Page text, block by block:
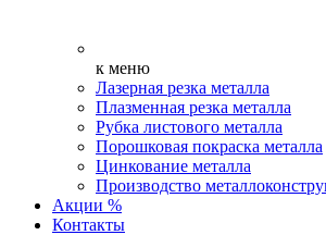
к меню
Лазерная резка металла
Плазменная резка металла
Рубка листового металла
Порошковая покраска металла
Цинкование металла
Производство
Акции %
Контакты